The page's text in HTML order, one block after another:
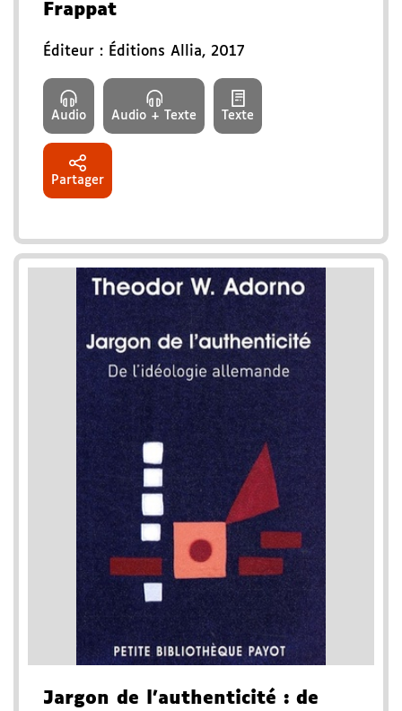
Frappat
Éditeur : Éditions Allia, 2017
Audio Audio + Texte Texte
Partager
Jargon de l'authenticité : de